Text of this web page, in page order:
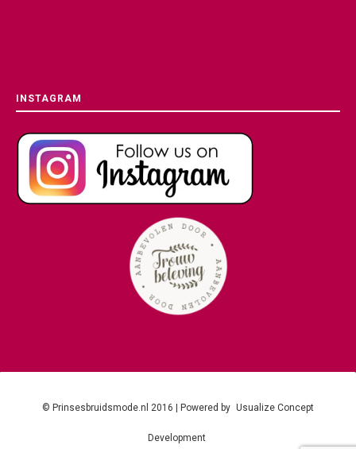
INSTAGRAM
© Prinsesbruidsmode.nl 2016 | Powered by Usualize Concept
Development